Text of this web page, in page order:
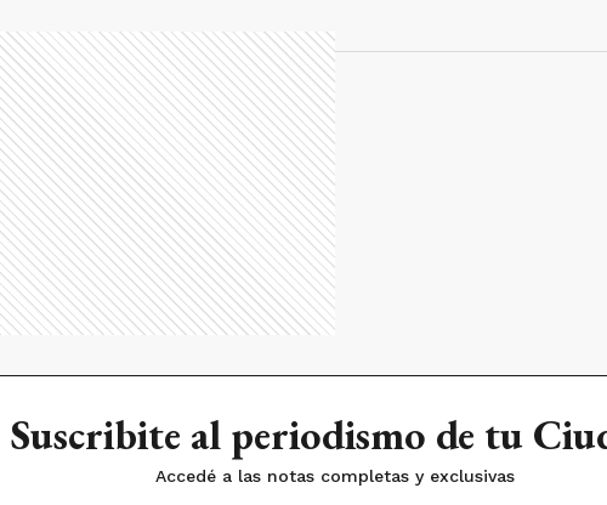
Suscribite al periodismo de tu